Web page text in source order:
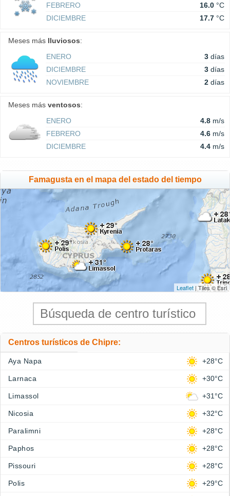
FEBRERO
16.0 °C
DICIEMBRE
17.7 °C
Meses más lluviosos:
ENERO
3 días
DICIEMBRE
3 días
NOVIEMBRE
2 días
Meses más ventosos:
ENERO
4.8 m/s
FEBRERO
4.6 m/s
DICIEMBRE
4.4 m/s
Famagusta en el mapa del estado del tiempo
Leaflet | Tiles © Esri
Centros turísticos de Chipre:
Aya Napa +28°C
Larnaca +30°C
Limassol +31°C
Nicosia +32°C
Paralimni +28°C
Paphos +28°C
Pissouri +28°C
Polis +29°C